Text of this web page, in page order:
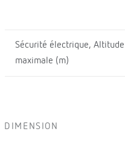
Sécurité électrique, Altitude
maximale (m)
DIMENSION